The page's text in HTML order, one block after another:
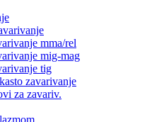
mma/rel
mig-mag
tig
zavarivanje
za zavariv.